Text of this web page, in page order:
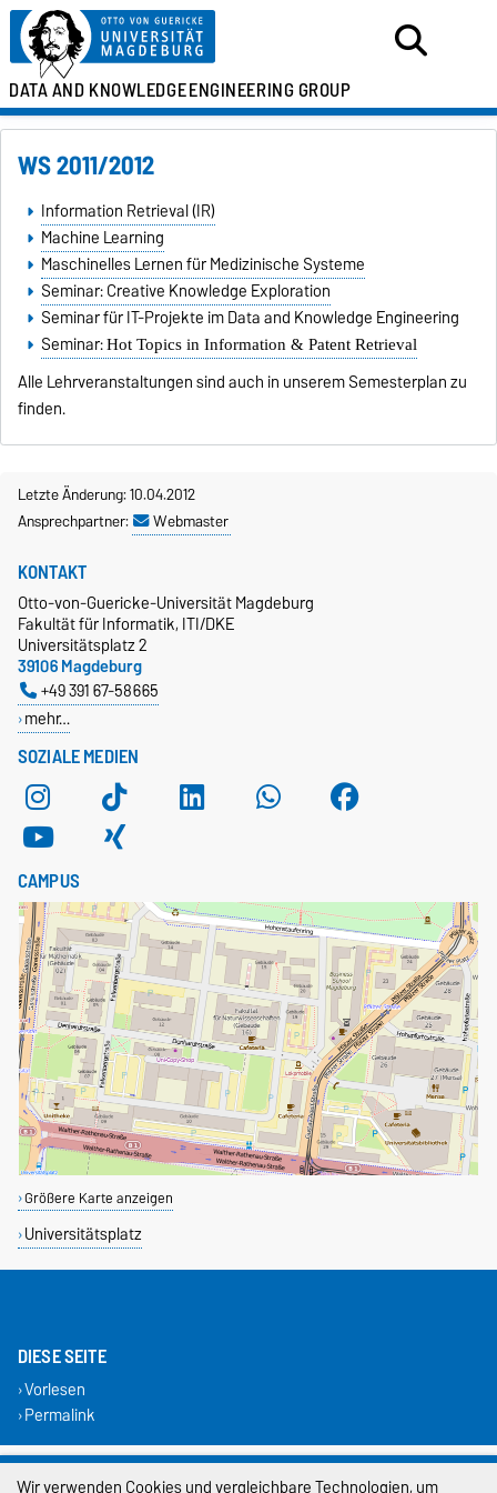
DATA AND KNOWLEDGEENGINEERING GROUP
WS 2011/2012
Information Retrieval (IR)
Machine Learning
Maschinelles Lernen für Medizinische Systeme
Seminar: Creative Knowledge Exploration
Seminar für IT-Projekte im Data and Knowledge Engineering
Seminar:Hot Topics in Information & Patent Retrieval
Alle Lehrveranstaltungen sind auch in unserem Semesterplan zu
finden.
Letzte Änderung: 10.04.2012
Ansprechpartner:
Webmaster
SOZIALE MEDIEN
KONTAKT
Otto-von-Guericke-Universität Magdeburg
Fakultät für Informatik, ITI/DKE
Universitätsplatz 2
39106 Magdeburg
+49 391 67-58665
mehr…
CAMPUS
Größere Karte anzeigen
Universitätsplatz
DIESE SEITE
Vorlesen
Permalink
Impressum
Wir verwenden Cookies und vergleichbare Technologien, um